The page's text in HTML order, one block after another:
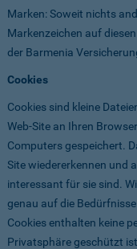
Marken: Soweit nichts
Markenzeichen auf
der Barmenia
Cookies
Cookies sind kleine
Web-Site an Ihren
Computers gespeichert.
Site wiedererkennen und
interessant für sie sind.
genau auf die
Cookies enthalten keine
Privatsphäre geschützt